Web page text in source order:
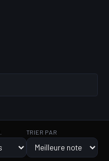
TRIER PAR